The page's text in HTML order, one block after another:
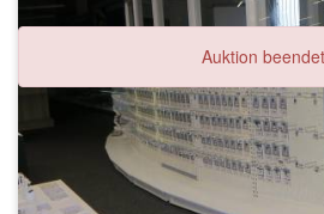
Auktion beendet